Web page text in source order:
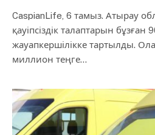
CaspianLife, 6 тамыз. Атырау
қауіпсіздік талаптарын бұзған
жауапкершілікке тартылды.
миллион теңге…